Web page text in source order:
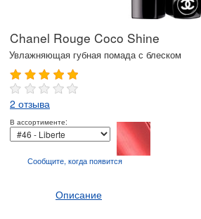
Chanel Rouge Coco Shine
Увлажняющая губная помада с блеском
2 отзыва
В ассортименте:
Сообщите, когдапоявится
Описание